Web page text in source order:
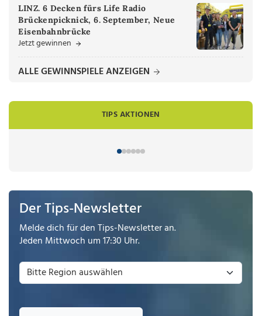
LINZ. 6 Decken fürs Life Radio
Brückenpicknick, 6. September, Neue
Eisenbahnbrücke
Jetzt gewinnen
ALLE GEWINNSPIELE ANZEIGEN
TIPS AKTIONEN
Der Tips-Newsletter
Melde dich für den Tips-Newsletter an.
Jeden Mittwoch um 17:30 Uhr.